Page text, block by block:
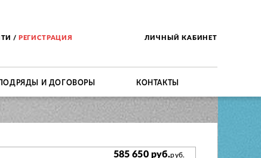
/ РЕГИСТРАЦИЯ ЛИЧНЫЙ КАБИНЕТ
И ДОГОВОРЫ КОНТАКТЫ
585 650 руб.руб.